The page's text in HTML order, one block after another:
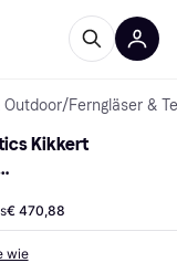
Outdoor/Ferngläser &
Kikkert
€ 470,88
wie